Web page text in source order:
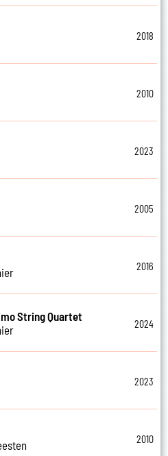
2018
2010
2023
2005
2016
String Quartet
2024
2023
2010